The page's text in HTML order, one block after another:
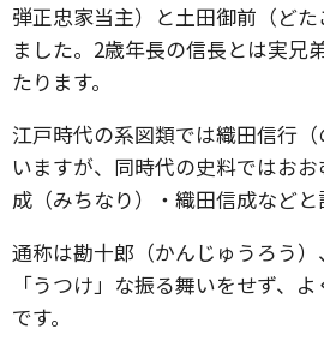
弾正忠家当主）と土田御前（ど
ました。2歳年長の信長とは実兄
たります。
江戸時代の系図類では織田信行
いますが、同時代の史料ではお
成（みちなり）・織田信成などと
通称は勘十郎（かんじゅうろう
「うつけ」な振る舞いをせず、
です。